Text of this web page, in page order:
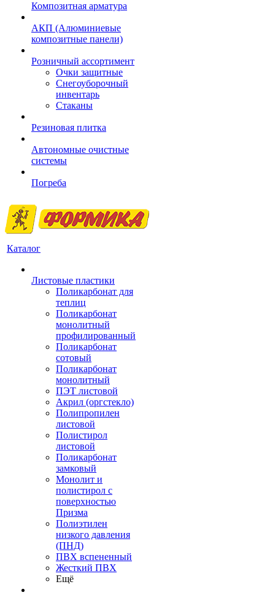
Композитная арматура
АКП (Алюминиевые
композитные панели)
Розничный ассортимент
Очки защитные
Снегоуборочный
инвентарь
Стаканы
Резиновая плитка
Автономные очистные
системы
Погреба
Каталог
Листовые пластики
Поликарбонат для
теплиц
Поликарбонат
монолитный
профилированный
Поликарбонат
сотовый
Поликарбонат
монолитный
ПЭТ листовой
Акрил (оргстекло)
Полипропилен
листовой
Полистирол
листовой
Поликарбонат
замковый
Монолит и
полистирол с
поверхностью
Призма
Полиэтилен
низкого давления
(ПНД)
ПВХ вспененный
Жесткий ПВХ
Ещё